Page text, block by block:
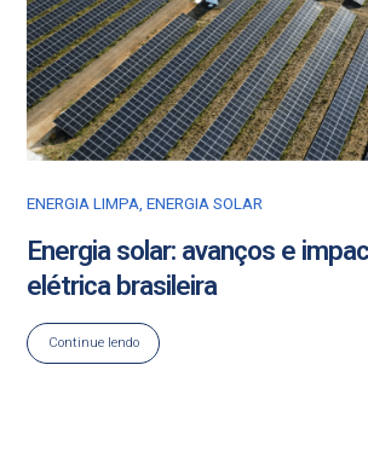
ENERGIA LIMPA,ENERGIA SOLAR
Energia solar: avanços e
elétrica brasileira
Continue lendo